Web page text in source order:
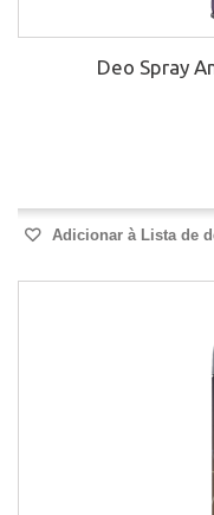
Deo Spray
Adicionar à Lista de